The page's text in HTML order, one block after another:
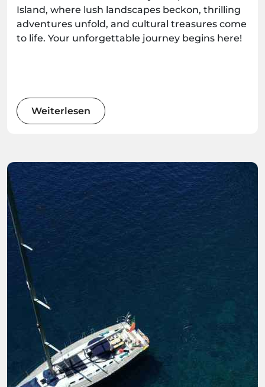
Island, where lush landscapes beckon, thrilling
adventures unfold, and cultural treasures come
to life. Your unforgettable journey begins here!
Weiterlesen